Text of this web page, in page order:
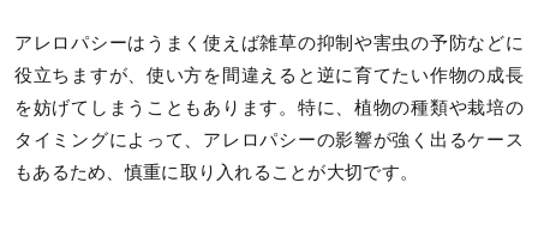
アレロパシーはうまく使えば雑草の抑制や害虫の予防などに
役立ちますが、使い方を間違えると逆に育てたい作物の成長
を妨げてしまうこともあります。特に、植物の種類や栽培の
タイミングによって、アレロパシーの影響が強く出るケース
もあるため、慎重に取り入れることが大切です。